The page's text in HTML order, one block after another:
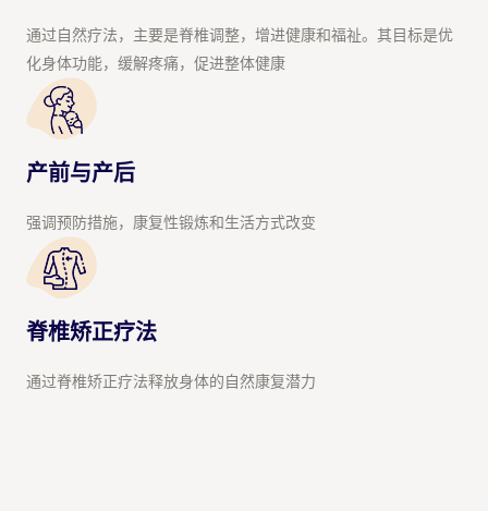
通过自然疗法，主要是脊椎调整，增进健康和福祉。其目标是优
化身体功能，缓解疼痛，促进整体健康
产前与产后
强调预防措施，康复性锻炼和生活方式改变
脊椎矫正疗法
通过脊椎矫正疗法释放身体的自然康复潜力